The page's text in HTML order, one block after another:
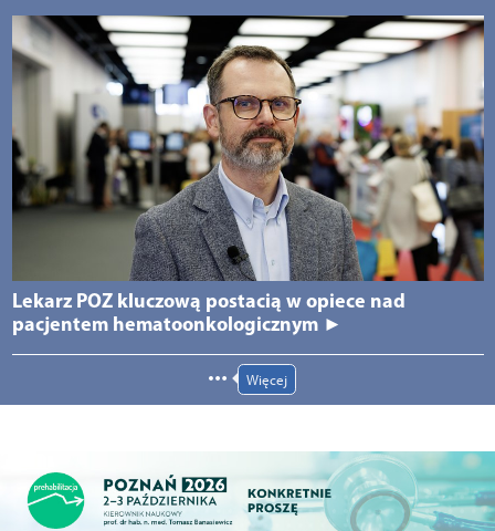
Lekarz POZ kluczową postacią w opiece nad
pacjentem hematoonkologicznym ►
Więcej